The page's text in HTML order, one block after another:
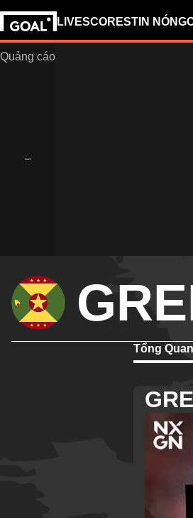
LIVESCORESTIN NÓNG
Tổng Quan